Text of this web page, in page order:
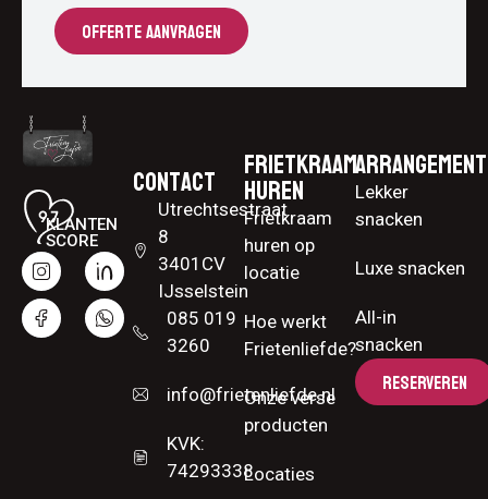
OFFERTE AANVRAGEN
KLANTEN
SCORE
Contact
Utrechtsestraat
8
3401CV
IJsselstein
085 019
3260
info@frietenliefde.nl
KVK:
74293338
Frietkraam
huren
Frietkraam
huren op
locatie
Hoe werkt
Frietenliefde?
Onze verse
producten
Locaties
Lekker
snacken
Luxe snacken
All-in
snacken
RESERVEREN